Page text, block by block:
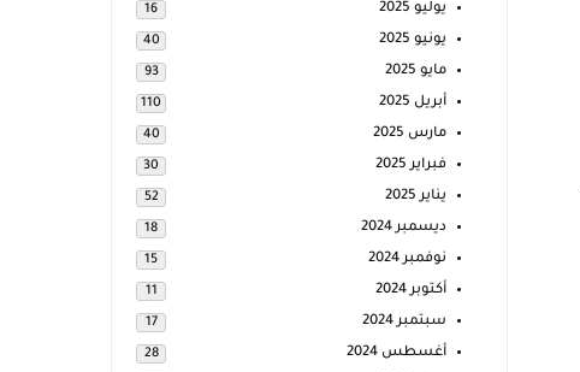
يوليو 2025 16
يونيو 2025 40
مايو 2025 93
أبريل 2025 110
مارس 2025 40
فبراير 2025 30
يناير 2025 52
ديسمبر 2024 18
نوفمبر 2024 15
أكتوبر 2024 11
سبتمبر 2024 17
أغسطس 2024 28